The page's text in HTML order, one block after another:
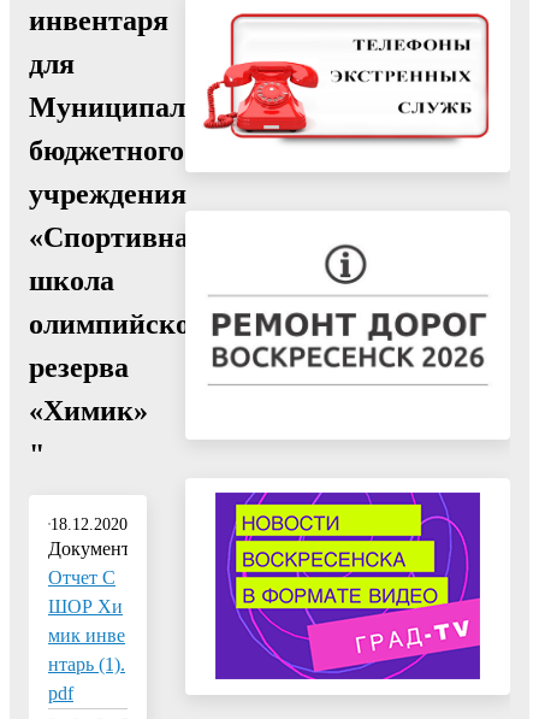
инвентаря
для
Муниципального
бюджетного
учреждения
«Спортивная
школа
олимпийского
резерва
«Химик»
"
18.12.2020
Документ:
Отчет С
ШОР Хи
мик инве
нтарь (1).
pdf